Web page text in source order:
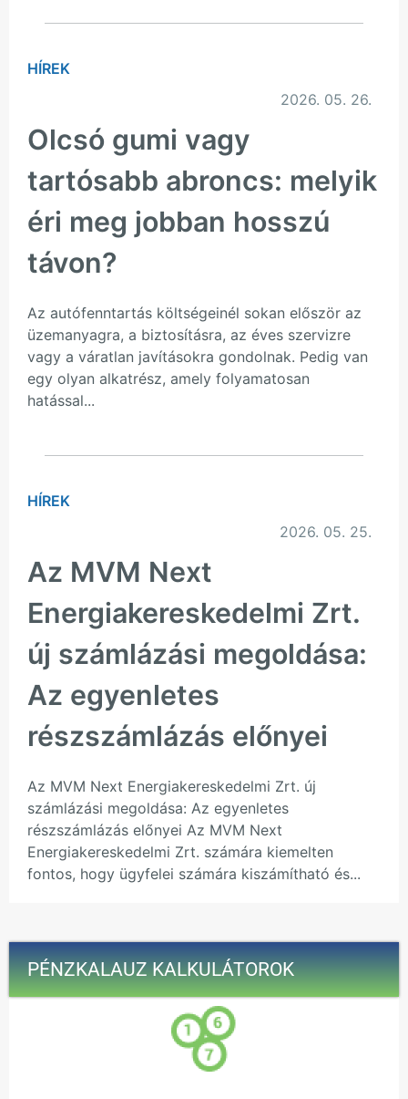
HÍREK
2026. 05. 26.
Olcsó gumi vagy
tartósabb abroncs: melyik
éri meg jobban hosszú
távon?
Az autófenntartás költségeinél sokan először az
üzemanyagra, a biztosításra, az éves szervizre
vagy a váratlan javításokra gondolnak. Pedig van
egy olyan alkatrész, amely folyamatosan
hatással...
HÍREK
2026. 05. 25.
Az MVM Next
Energiakereskedelmi Zrt.
új számlázási megoldása:
Az egyenletes
részszámlázás előnyei
Az MVM Next Energiakereskedelmi Zrt. új
számlázási megoldása: Az egyenletes
részszámlázás előnyei Az MVM Next
Energiakereskedelmi Zrt. számára kiemelten
fontos, hogy ügyfelei számára kiszámítható és...
PÉNZKALAUZ KALKULÁTOROK